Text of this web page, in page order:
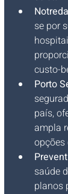
se por
custo-
Porto
país,
ampla
opções
saúde
planos